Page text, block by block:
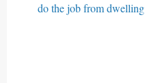
do the job from dwelling